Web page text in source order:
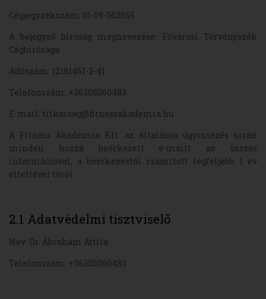
Cégjegyzékszám: 01-09-562565
A bejegyző bíróság megnevezése: Fővárosi Törvényszék
Cégbírósága
Adószám: 12181461-2-41
Telefonszám: +36305060483
E-mail: titkarsag@fitnessakademia.hu
A Fitness Akadémia Kft. az általános ügyintézés során
minden hozzá beérkezett e-mailt az összes
információval, a beérkezéstől számított legfeljebb 1 év
elteltével töröl.
2.1 Adatvédelmi tisztviselő
Név: Dr. Ábrahám Attila
Telefonszám: +36305060483